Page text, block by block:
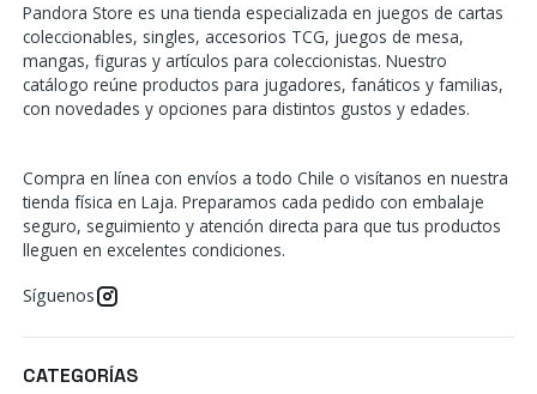
Pandora Store es una tienda especializada en juegos de cartas
coleccionables, singles, accesorios TCG, juegos de mesa,
mangas, figuras y artículos para coleccionistas. Nuestro
catálogo reúne productos para jugadores, fanáticos y familias,
con novedades y opciones para distintos gustos y edades.
Compra en línea con envíos a todo Chile o visítanos en nuestra
tienda física en Laja. Preparamos cada pedido con embalaje
seguro, seguimiento y atención directa para que tus productos
lleguen en excelentes condiciones.
Síguenos
CATEGORÍAS